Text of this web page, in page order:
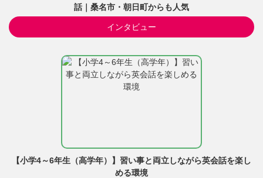
話｜桑名市・朝日町からも人気
インタビュー
【小学4～6年生（高学年）】習い事と両立しながら英会話を楽し
める環境